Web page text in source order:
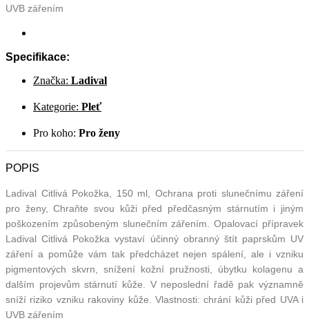
UVB zářením
Specifikace:
Značka: Ladival
Kategorie: Pleť
Pro koho: Pro ženy
POPIS
Ladival Citlivá Pokožka, 150 ml, Ochrana proti slunečnímu záření
pro ženy, Chraňte svou kůži před předčasným stárnutím i jiným
poškozením způsobeným slunečním zářením. Opalovací přípravek
Ladival Citlivá Pokožka vystaví účinný obranný štít paprskům UV
záření a pomůže vám tak předcházet nejen spálení, ale i vzniku
pigmentových skvrn, snížení kožní pružnosti, úbytku kolagenu a
dalším projevům stárnutí kůže. V neposlední řadě pak významně
sníží riziko vzniku rakoviny kůže. Vlastnosti: chrání kůži před UVA i
UVB zářením